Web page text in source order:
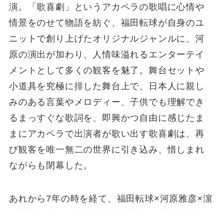
演。「歌喜劇」というアカペラの歌唱に⼼情や
情景をのせて物語を紡ぐ、福⽥転球が⾃⾝のユ
ニットで創り上げたオリジナルジャンルに、河
原の演出が加わり、⼈情味溢れるエンターテイ
メントとして多くの観客を魅了。舞台セットや
⼩道具を究極に排した舞台上で、日本⼈に親し
みのある⾔葉やメロディー、子供でも理解でき
るまっすぐな歌詞を、即興かつ⾃由に感じたま
まにアカペラで出演者が歌い出す歌喜劇は、再
び観客を唯一無二の世界に引き込み、惜しまれ
ながらも閉幕した。
あれから7年の時を経て、福⽥転球×河原雅彦×濵